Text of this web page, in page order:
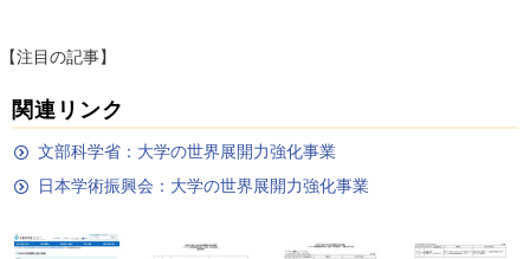
【注目の記事】
関連リンク
文部科学省：大学の世界展開力強化事業
日本学術振興会：大学の世界展開力強化事業